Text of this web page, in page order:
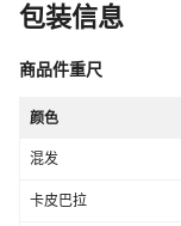
包装信息
商品件重尺
颜色
混发
卡皮巴拉